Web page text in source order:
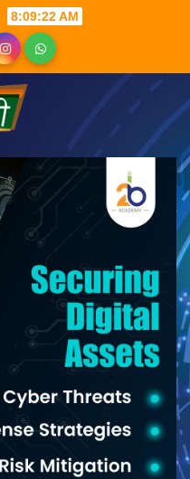
8:09:23 AM